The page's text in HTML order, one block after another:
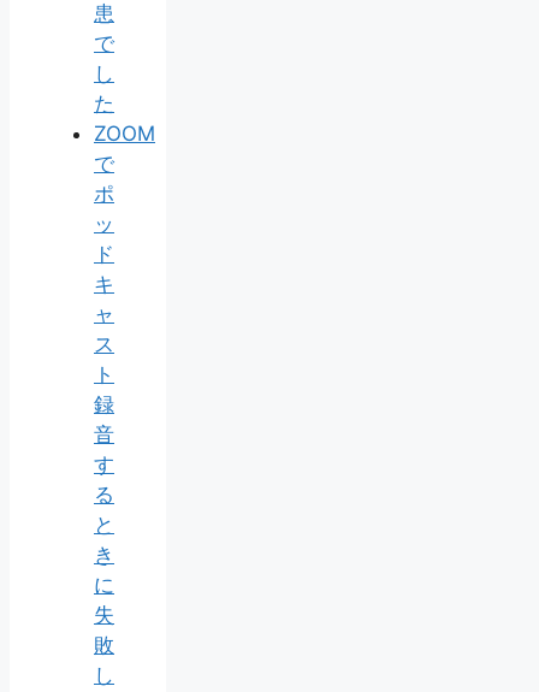
患
で
し
た
ZOOM
で
ポ
ッ
ド
キ
ャ
ス
ト
録
音
す
る
と
き
に
失
敗
し